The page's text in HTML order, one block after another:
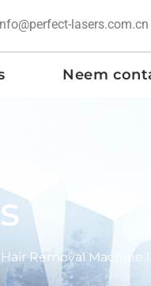
lasers.com.cn
Neem
Removal Machine